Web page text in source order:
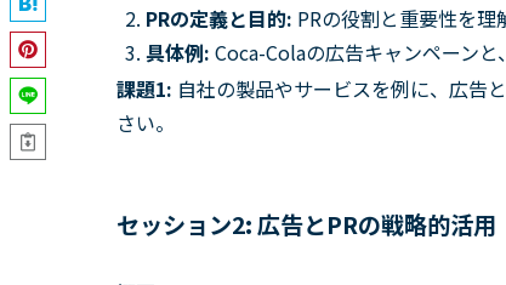
PRの定義と目的: PRの役割と重要性を理
具体例: Coca-Colaの広告キャンペーンと
課題1: 自社の製品やサービスを例に、広告
さい。
セッション2: 広告とPRの戦略的活用